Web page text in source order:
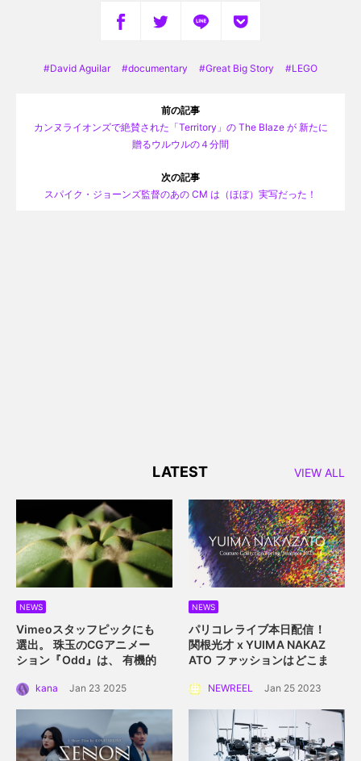
David Aguilar documentary Great Big Story LEGO
前の記事
カンヌライオンズで絶賛された「Territory」の The Blaze が 新たに
贈るウルウルの４分間
次の記事
スパイク・ジョーンズ監督のあの CM は（ほぼ）実写だった！
LATEST VIEW ALL
NEWS
Vimeoスタッフピックにも
選出。 珠玉のCGアニメー
ション『Odd』は、 有機的
則性を描く。
kana Jan 23 2025
NEWS
パリコレライブ本日配信！
関根光才 x YUIMA NAKAZ
ATO ファッションはどこま
れるか？
NEWREEL Jan 25 2023